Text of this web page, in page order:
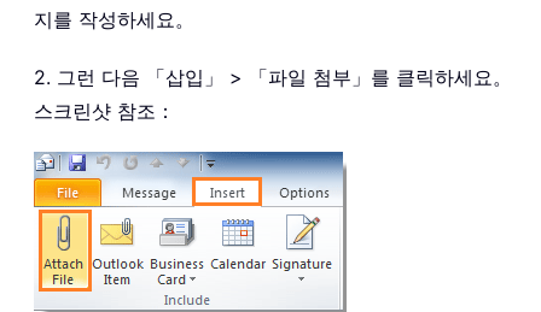
지를 작성하세요。
2. 그런 다음 「삽입」 > 「파일 첨부」를 클릭하세요。
스크린샷 참조：